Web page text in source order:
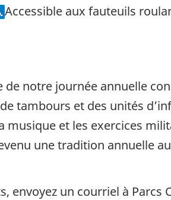
Accessible aux fauteuils
de notre journée annuelle
tambours et des unités
et les exercices
une tradition annuelle
un courriel à Parcs